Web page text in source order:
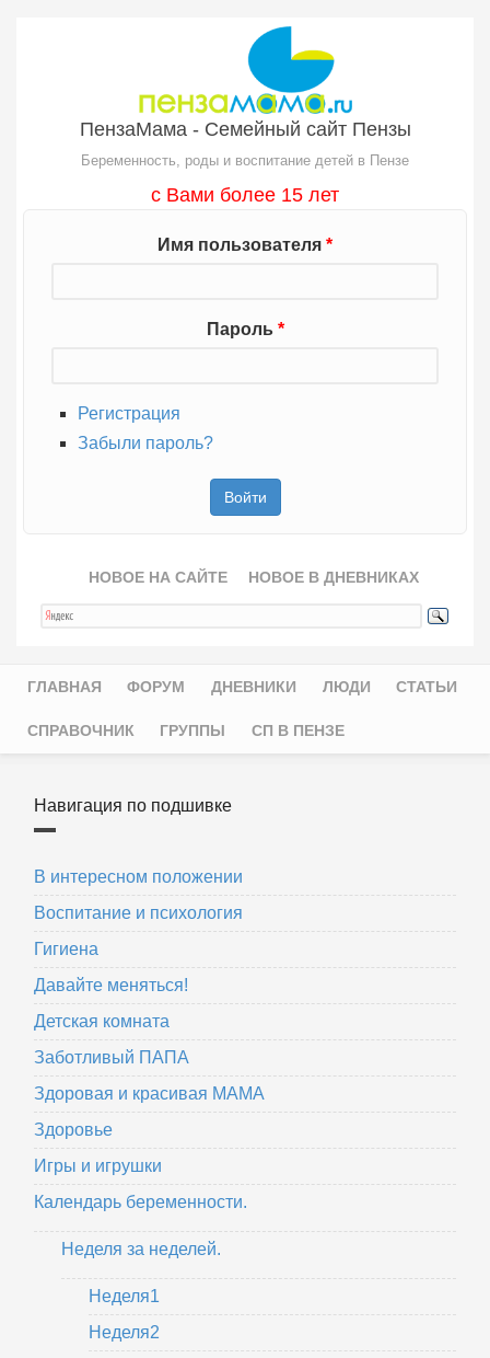
ПензаМама - Семейный сайт Пензы
Беременность, роды и воспитание детей в Пензе
с Вами более 15 лет
Имя пользователя *
Пароль *
Регистрация
Забыли пароль?
НОВОЕ НА САЙТЕ НОВОЕ В ДНЕВНИКАХ
Главное меню
ГЛАВНАЯ ФОРУМ ДНЕВНИКИ ЛЮДИ СТАТЬИ
СПРАВОЧНИК ГРУППЫ СП В ПЕНЗЕ
Навигация по подшивке
В интересном положении
Воспитание и психология
Гигиена
Давайте меняться!
Детская комната
Заботливый ПАПА
Здоровая и красивая МАМА
Здоровье
Игры и игрушки
Календарь беременности.
Неделя за неделей.
Неделя1
Неделя2